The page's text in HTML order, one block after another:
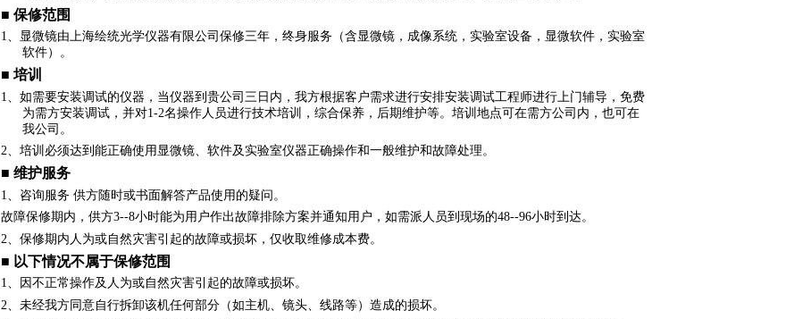
■ 保修范围
1、 显微镜由上海绘统光学仪器有限公司保修三年，终身服务（含显微镜，成像系统，实验室设备，显微软件，实验室
软件）。
■ 培训
1
如需要安装调试的仪器，当仪器到贵公司三日内，我方根据客户需求进行安排安装调试工程师进行上门辅导，免费
为需方安装调试，并对1-2名操作人员进行技术培训，综合保养，后期维护等。培训地点可在需方公司内，也可在
我公司。
2、 培训必须达到能正确使用显微镜、软件及实验室仪器正确操作和一般维护和故障处理。
■ 维护服务
1 咨询服务 供方随时或书面解答产品使用的疑问。
故障保修期内，供方3--8小时能为用户作出故障排除方案并通知用户，如需派人员到现场的48--96小时到达。
2
保修期内人为或自然灾害引起的故障或损坏，仅收取维修成本费。
■ 以下情况不属于保修范围
1、
因不正常操作及人为或自然灾害引起的故障或损坏。
2
未经我方同意自行拆卸该机任何部分（如主机、镜头、线路等）造成的损坏。